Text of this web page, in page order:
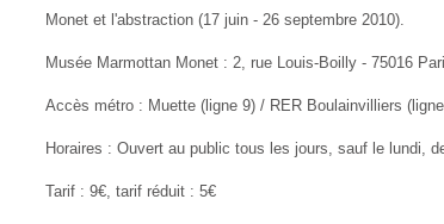
Monet et l'abstraction (17 juin - 26 septembre 2010).
Musée Marmottan Monet : 2, rue Louis-Boilly - 75016
Accès métro : Muette (ligne 9) / RER Boulainvilliers
Horaires : Ouvert au public tous les jours, sauf le lundi,
Tarif : 9€, tarif réduit : 5€